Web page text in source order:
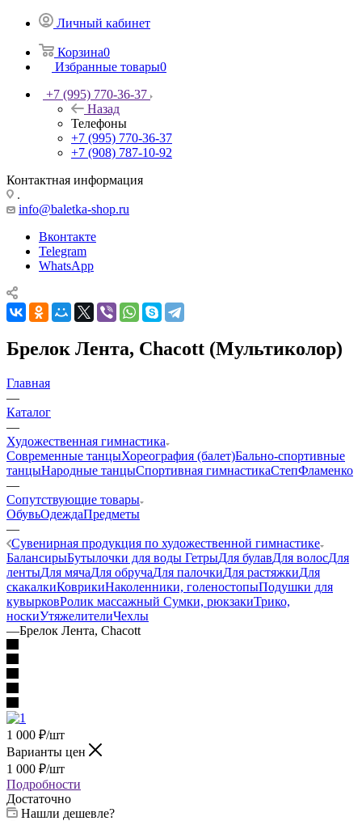
Личный кабинет
Корзина0
Избранные товары0
+7 (995) 770-36-37
Назад
Телефоны
+7 (995) 770-36-37
+7 (908) 787-10-92
Контактная информация
.
info@baletka-shop.ru
Вконтакте
Telegram
WhatsApp
Брелок Лента, Chacott (Мультиколор)
Главная
—
Каталог
—
Художественная гимнастика
Современные танцыХореография (балет)Бально-спортивные
танцыНародные танцыСпортивная гимнастикаСтепФламенко
—
Сопутствующие товары
ОбувьОдеждаПредметы
—
Сувенирная продукция по художественной гимнастике
БалансирыБутылочки для воды ГетрыДля булавДля волосДля
лентыДля мячаДля обручаДля палочкиДля растяжкиДля
скакалкиКоврикиНаколенники, голеностопыПодушки для
кувырковРолик массажный Сумки, рюкзакиТрико,
носкиУтяжелителиЧехлы
—Брелок Лента, Chacott
1 000 ₽/шт
Варианты цен
1 000 ₽/шт
Подробности
Достаточно
Нашли дешевле?